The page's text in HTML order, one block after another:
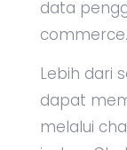
data
commerce.
Lebih dari
dapat
melalui